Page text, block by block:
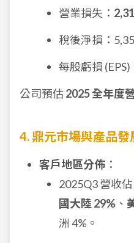
營業損失：
稅後淨損：
每股虧損 (EPS)
公司預估2025 全年度
4. 鼎元市場與產品發
客戶地區分佈 ：
2025Q3 營收
國大陸 29% 、
洲 4%。